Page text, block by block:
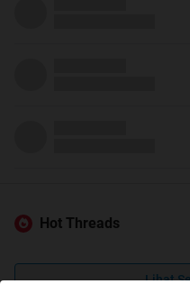
Hot Threads
Lihat